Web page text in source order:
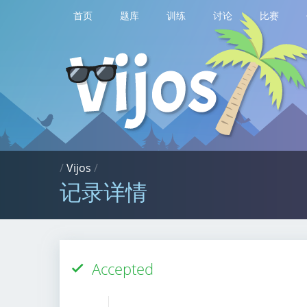
首页 题库 训练 讨论 比赛
/Vijos /
记录详情
Accepted